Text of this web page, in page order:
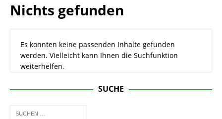
Nichts gefunden
Es konnten keine passenden Inhalte gefunden
werden. Vielleicht kann Ihnen die Suchfunktion
weiterhelfen.
SUCHE